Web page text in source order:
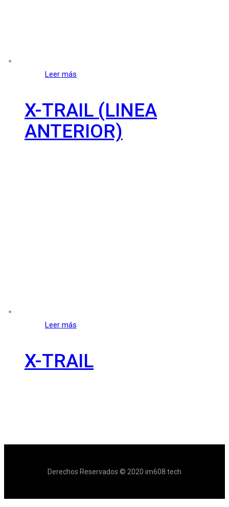
Leer más
X-TRAIL (LINEA
ANTERIOR)
Leer más
X-TRAIL
Derechos Reservados © 2020 im608.tech